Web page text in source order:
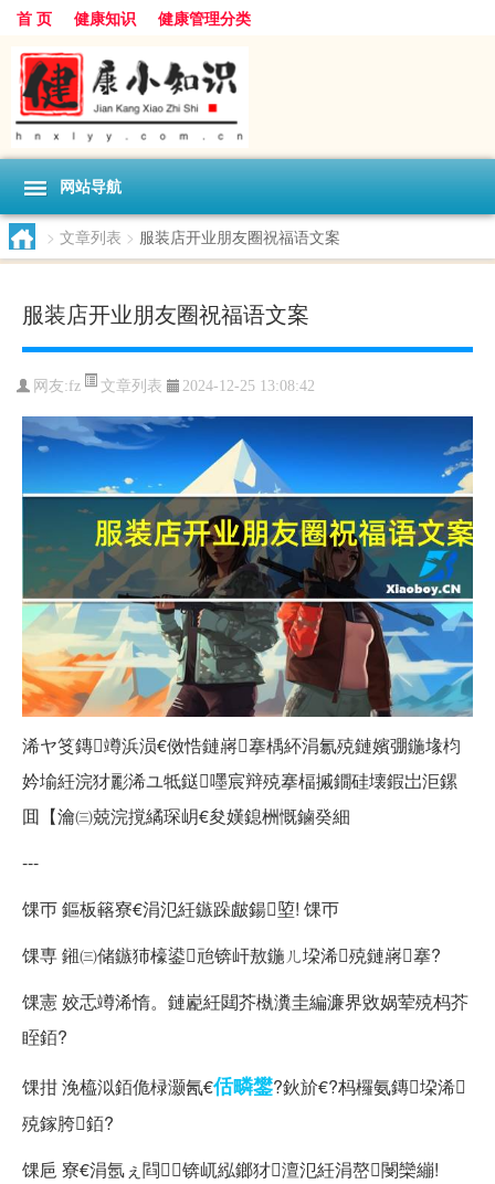
首 页 健康知识 健康管理分类
网站导航
> 文章列表 > 服装店开业朋友圈祝福语文案
服装店开业朋友圈祝福语文案
网友:fz 文章列表 2024-12-25 13:08:42
浠ヤ笅鏄竴浜涢€傚悎鏈嶈搴楀紑涓氱殑鏈嬪弸鍦堟枃
妗堬紝浣犲彲浠ユ牴鎹嚜宸辩殑搴楅摵鐗硅壊鍜岀洰鏍
囬【瀹㈢兢浣撹繘琛岄€夋嫨鎴栦慨鏀癸細
---
馃帀 鏂板簵寮€涓氾紝鏃跺皻鍚埅! 馃帀
馃専 鎺㈢储鏃犻檺鍙兘锛屽敖鍦ㄦ垜浠殑鏈嶈搴?
馃憲 姣忎竴浠惰。鏈嶏紝閮芥槸瀵圭編濂界敓娲荤殑杩芥
眰銆?
馃拑 浼橀泤銆佹椂灏氥€佸疄鐢?鈥斺€?杩欏氨鏄垜浠
殑鎵胯銆?
馃巵 寮€涓氬ぇ閰锛屼紭鎯犲澶氾紝涓嶅閿欒繃!